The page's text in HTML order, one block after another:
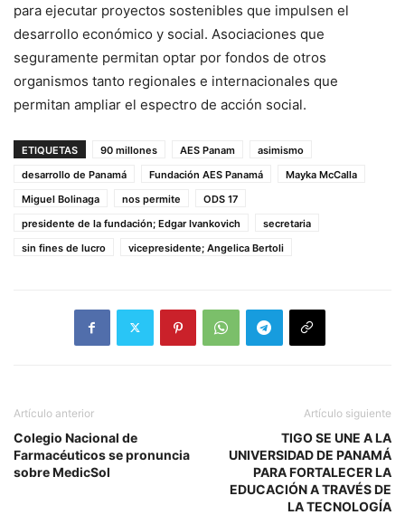
para ejecutar proyectos sostenibles que impulsen el
desarrollo económico y social. Asociaciones que
seguramente permitan optar por fondos de otros
organismos tanto regionales e internacionales que
permitan ampliar el espectro de acción social.
ETIQUETAS 90 millones AES Panam
asimismo
desarrollo de Panamá
Fundación AES Panamá
Mayka McCalla
Miguel Bolinaga
nos permite
ODS 17
presidente de la fundación; Edgar Ivankovich
secretaria
sin fines de lucro
vicepresidente; Angelica Bertoli
Artículo anterior
Colegio Nacional de
Farmacéuticos se pronuncia
sobre MedicSol
Artículo siguiente
TIGO SE UNE A LA
UNIVERSIDAD DE PANAMÁ
PARA FORTALECER LA
EDUCACIÓN A TRAVÉS DE
LA TECNOLOGÍA